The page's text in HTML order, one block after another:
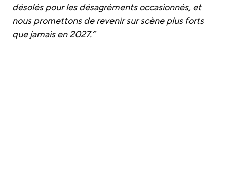
désolés pour les désagréments occasionnés, et
nous promettons de revenir sur scène plus forts
que jamais en 2027.”